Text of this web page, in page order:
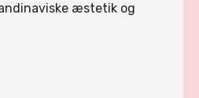
æstetik og